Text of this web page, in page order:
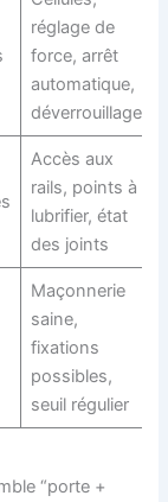
réglage de
force, arrêt
automatique,
déverrouillage
Accès aux
rails, points à
lubrifier, état
des joints
Maçonnerie
saine,
fixations
possibles,
seuil régulier
“porte +